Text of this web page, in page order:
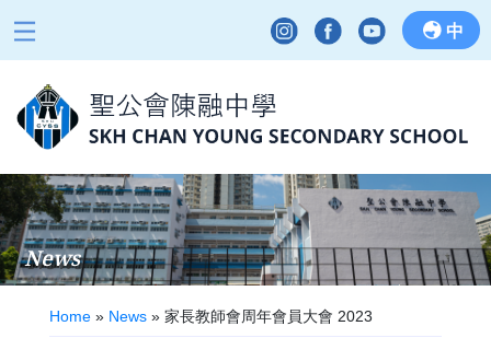
中
News
Home » News » 家長教師會周年會員大會 2023